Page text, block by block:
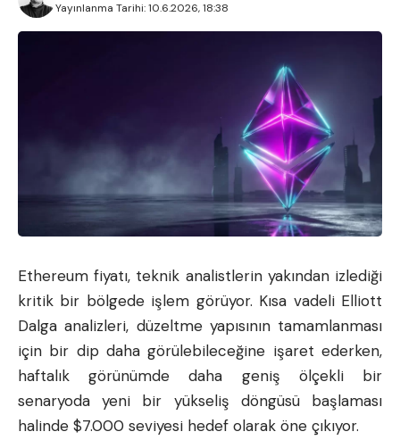
Yayınlanma Tarihi: 10.6.2026, 18:38
Ethereum fiyatı, teknik analistlerin yakından izlediği
kritik bir bölgede işlem görüyor. Kısa vadeli Elliott
Dalga analizleri, düzeltme yapısının tamamlanması
için bir dip daha görülebileceğine işaret ederken,
haftalık görünümde daha geniş ölçekli bir
senaryoda yeni bir yükseliş döngüsü başlaması
halinde $7.000 seviyesi hedef olarak öne çıkıyor.